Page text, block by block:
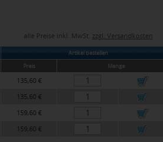
alle Preise inkl. MwSt. zzgl. Versandkosten
Artikel bestellen
Preis
Menge
135,60 €
135,60 €
159,60 €
159,60 €